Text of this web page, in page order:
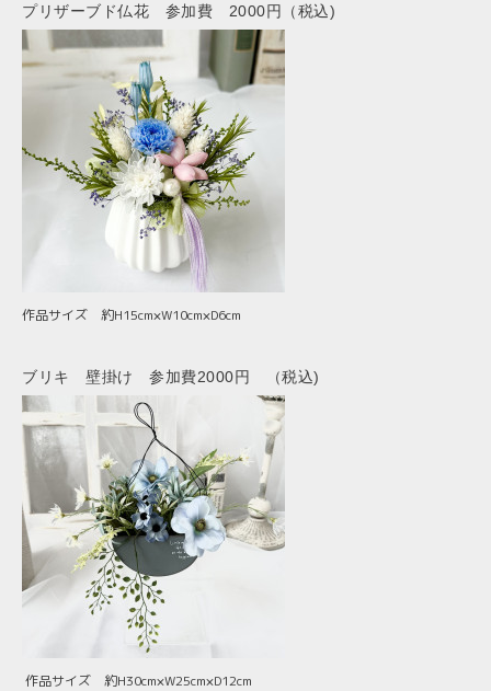
プリザーブド仏花 参加費 2000円（税込)
作品サイズ 約H15cm×W10cm×D6cm
ブリキ 壁掛け 参加費2000円 （税込)
作品サイズ 約H30cm×W25cm×D12cm